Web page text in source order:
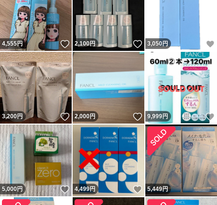
4,555円 いいね！
2,100円 いいね！
3,050円
3,200円 いいね！
2,000円 いいね！
9,999円
5,000円 いいね！
4,499円 いいね！
5,449円